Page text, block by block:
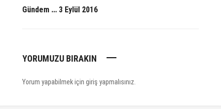
Gündem … 3 Eylül 2016
YORUMUZU BIRAKIN
Yorum yapabilmek için giriş yapmalısınız